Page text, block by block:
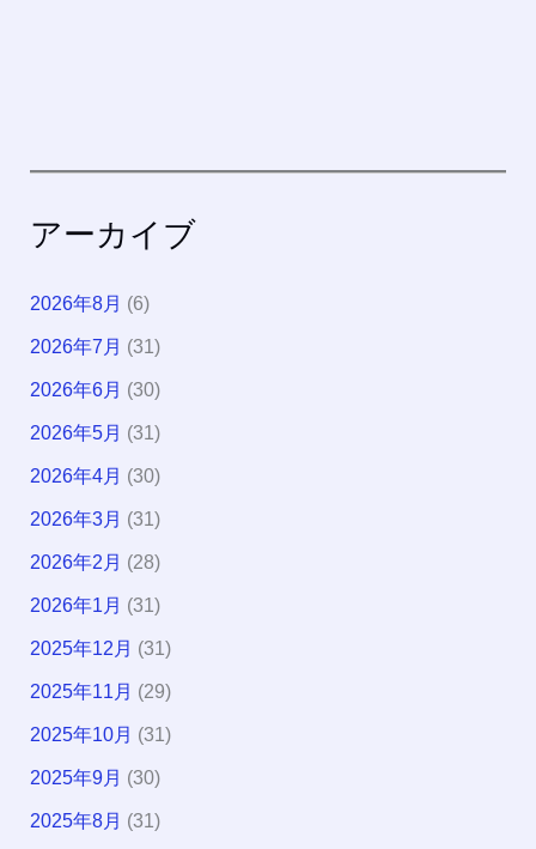
アーカイブ
2026年8月 (6)
2026年7月 (31)
2026年6月 (30)
2026年5月 (31)
2026年4月 (30)
2026年3月 (31)
2026年2月 (28)
2026年1月 (31)
2025年12月 (31)
2025年11月 (29)
2025年10月 (31)
2025年9月 (30)
2025年8月 (31)